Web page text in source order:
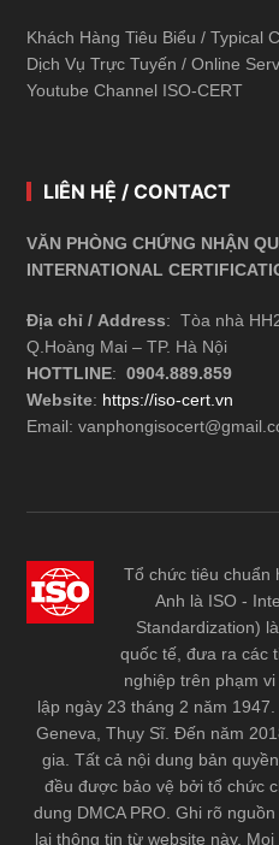
Khách Hàng Tiêu Biểu / Typical
Dịch Vụ Trực Tuyến / Online
Youtube Channel ISO-CERT
LIÊN HỆ / CONTACT
VĂN PHÒNG CHỨNG NHẬN
INTERNATIONAL
Địa chỉ / Address: Tòa nhà
Q.Hoàng Mai – TP. Hà Nội
HOTTLINE: 0904.889.859
Website: https://iso-cert.vn
Email:
Tổ chức tiêu chuẩn
Anh là ISO -
Standardization)
quốc tế, đưa ra các
nghiệp trên phạm
lập ngày 23 tháng 2 năm
Geneva, Thụy Sĩ. Đến năm
gia. Tất cả nội dung bản
đều được bảo vệ bởi tổ chức
dung DMCA PRO. Ghi rõ
lại thông tin từ website này.